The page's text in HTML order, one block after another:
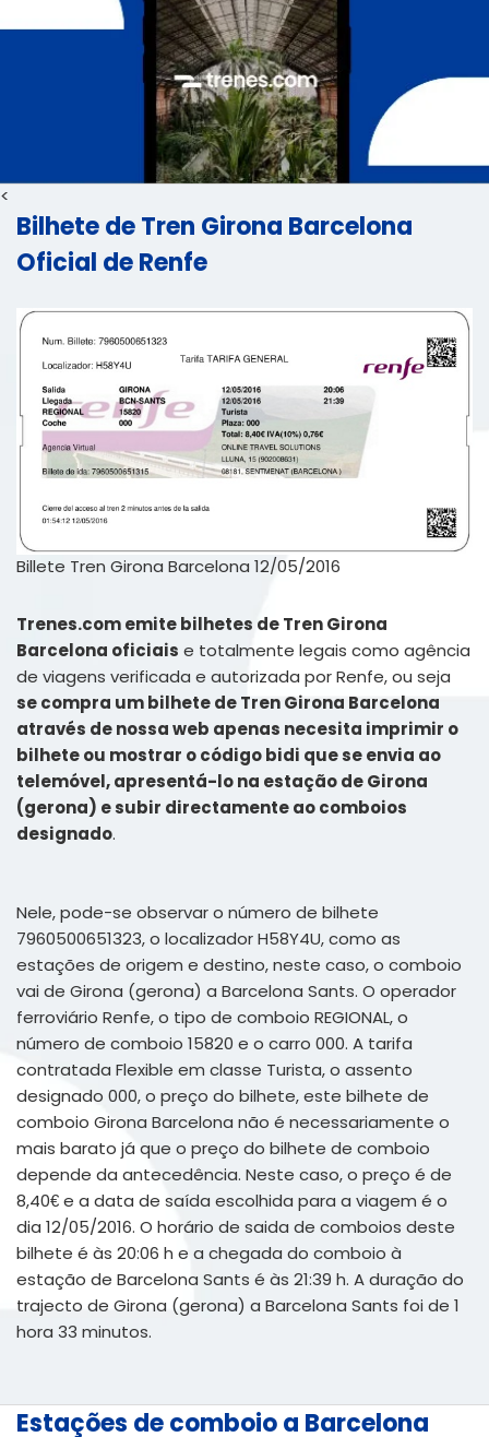
<
Bilhete de Tren Girona Barcelona
Oficial de Renfe
Billete Tren Girona Barcelona 12/05/2016
Trenes.com emite bilhetes de Tren Girona
Barcelona oficiais e totalmente legais como agência
de viagens verificada e autorizada por Renfe, ou seja
se compra um bilhete de Tren Girona Barcelona
através de nossa web apenas necesita imprimir o
bilhete ou mostrar o código bidi que se envia ao
telemóvel, apresentá-lo na estação de Girona
(gerona) e subir directamente ao comboios
designado.
Nele, pode-se observar o número de bilhete
7960500651323, o localizador H58Y4U, como as
estações de origem e destino, neste caso, o comboio
vai de Girona (gerona) a Barcelona Sants. O operador
ferroviário Renfe, o tipo de comboio REGIONAL, o
número de comboio 15820 e o carro 000. A tarifa
contratada Flexible em classe Turista, o assento
designado 000, o preço do bilhete, este bilhete de
comboio Girona Barcelona não é necessariamente o
mais barato já que o preço do bilhete de comboio
depende da antecedência. Neste caso, o preço é de
8,40€ e a data de saída escolhida para a viagem é o
dia 12/05/2016. O horário de saida de comboios deste
bilhete é às 20:06 h e a chegada do comboio à
estação de Barcelona Sants é às 21:39 h. A duração do
trajecto de Girona (gerona) a Barcelona Sants foi de 1
hora 33 minutos.
Estações de comboio a Barcelona